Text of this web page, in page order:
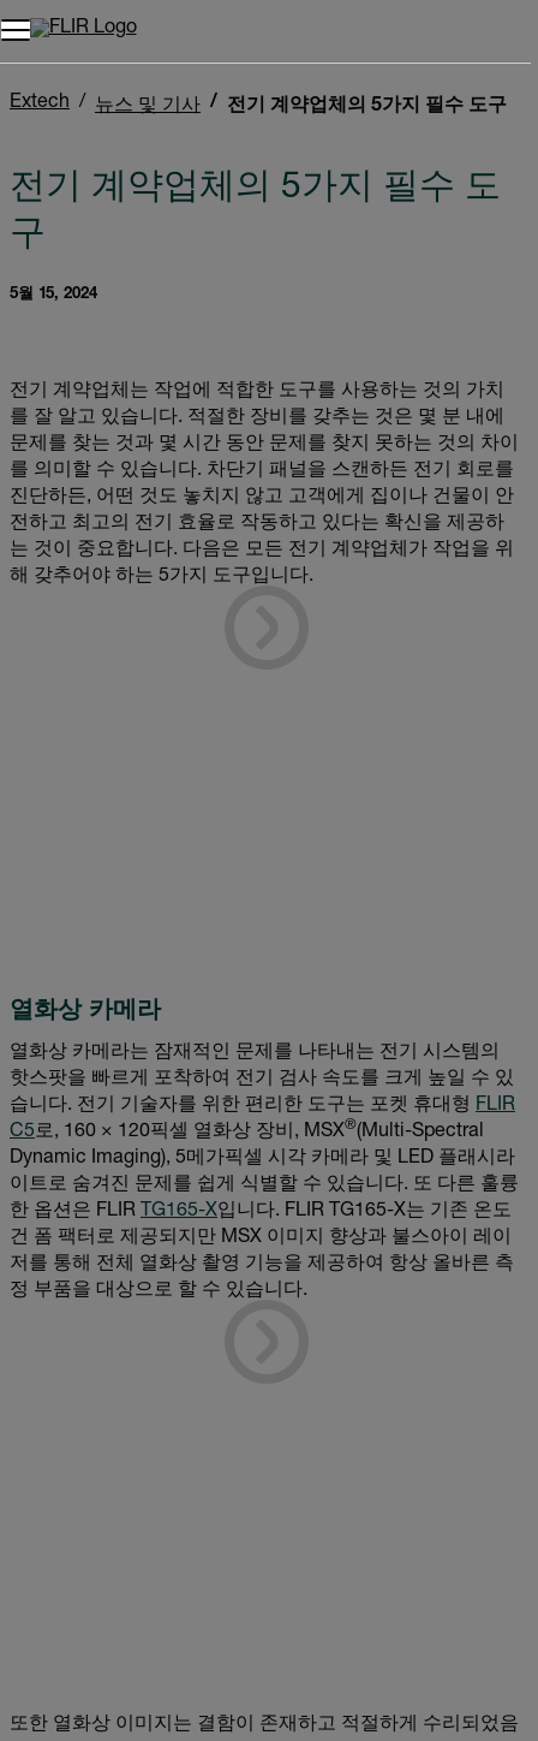
Extech 뉴스 및 기사 전기 계약업체의 5가지 필수 도구
전기 계약업체의 5가지 필수 도
구
5월 15, 2024
전기 계약업체는 작업에 적합한 도구를 사용하는 것의 가치
를 잘 알고 있습니다. 적절한 장비를 갖추는 것은 몇 분 내에
문제를 찾는 것과 몇 시간 동안 문제를 찾지 못하는 것의 차이
를 의미할 수 있습니다. 차단기 패널을 스캔하든 전기 회로를
진단하든, 어떤 것도 놓치지 않고 고객에게 집이나 건물이 안
전하고 최고의 전기 효율로 작동하고 있다는 확신을 제공하
는 것이 중요합니다. 다음은 모든 전기 계약업체가 작업을 위
해 갖추어야 하는 5가지 도구입니다.
열화상 카메라
열화상 카메라는 잠재적인 문제를 나타내는 전기 시스템의
핫스팟을 빠르게 포착하여 전기 검사 속도를 크게 높일 수 있
습니다. 전기 기술자를 위한 편리한 도구는 포켓 휴대형 FLIR
C5로, 160 × 120픽셀 열화상 장비, MSX®(Multi-Spectral
Dynamic Imaging), 5메가픽셀 시각 카메라 및 LED 플래시라
이트로 숨겨진 문제를 쉽게 식별할 수 있습니다. 또 다른 훌륭
한 옵션은 FLIR TG165-X입니다. FLIR TG165-X는 기존 온도
건 폼 팩터로 제공되지만 MSX 이미지 향상과 불스아이 레이
저를 통해 전체 열화상 촬영 기능을 제공하여 항상 올바른 측
정 부품을 대상으로 할 수 있습니다.
또한 열화상 이미지는 결함이 존재하고 적절하게 수리되었음